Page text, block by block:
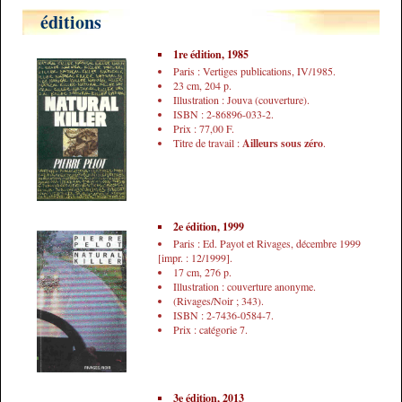
éditions
1re édition, 1985
Paris : Vertiges publications, IV/1985.
23 cm, 204 p.
Illustration : Jouva (couverture).
ISBN : 2-86896-033-2.
Prix : 77,00 F.
Titre de travail :Ailleurs sous zéro.
2e édition, 1999
Paris : Ed. Payot et Rivages, décembre 1999
[impr. : 12/1999].
17 cm, 276 p.
Illustration : couverture anonyme.
(Rivages/Noir ; 343).
ISBN : 2-7436-0584-7.
Prix : catégorie 7.
3e édition, 2013